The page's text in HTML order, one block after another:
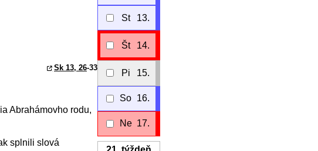
Sk 13, 26-33
Abrahámovho rodu,
splnili slová
St 13.
Št 14.
Pi 15.
So 16.
Ne 17.